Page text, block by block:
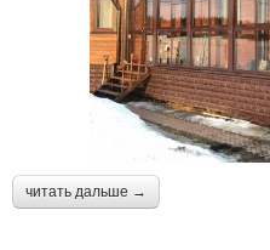
читать дальше →